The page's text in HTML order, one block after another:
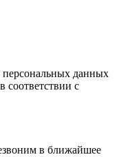
персональных данных
соответствии с
в ближайшее